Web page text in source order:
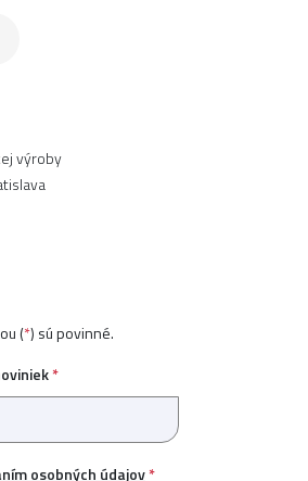
výroby
(*) sú povinné.
*
osobných údajov*